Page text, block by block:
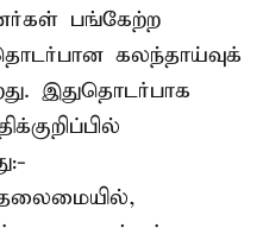
பங்கேற்ற
கலந்தாய்வுக்
இதுதொடர்பாக